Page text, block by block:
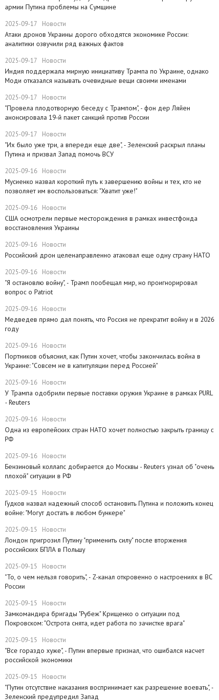
армии Путина проблемы на Сумщине
2025-09-17 Новости
​Атаки дронов Украины дорого обходятся экономике России:
аналитики озвучили ряд важных фактов
2025-09-17 Новости
​Индия поддержала мирную инициативу Трампа по Украине, однако
Моди отказался называть очевидные вещи своими именами
2025-09-17 Новости
​"Провела плодотворную беседу с Трампом", - фон дер Ляйен
анонсировала 19-й пакет санкций против России
2025-09-17 Новости
​"Их было уже три, а впереди еще две", - Зеленский раскрыл планы
Путина и призвал Запад помочь ВСУ
2025-09-16 Новости
Мусиенко назвал короткий путь к завершению войны и тех, кто не
позволяет им воспользоваться: "Хватит уже!"
2025-09-16 Новости
США осмотрели первые месторождения в рамках инвестфонда
восстановления Украины
2025-09-16 Новости
Российский дрон целенаправленно атаковал еще одну страну НАТО
2025-09-16 Новости
​"Я остановлю войну", - Трамп пообещал мир, но проигнорировал
вопрос о Patriot
2025-09-16 Новости
Медведев прямо дал понять, что Россия не прекратит войну и в 2026
году
2025-09-16 Новости
Портников объяснил, как Путин хочет, чтобы закончилась война в
Украине: "Совсем не в капитуляции перед Россией"
2025-09-16 Новости
У Трампа одобрили первые поставки оружия Украине в рамках PURL
- Reuters
2025-09-16 Новости
Одна из европейских стран НАТО хочет полностью закрыть границу с
РФ
2025-09-16 Новости
​Бензиновый коллапс добирается до Москвы - Reuters узнал об "очень
плохой" ситуации в РФ
2025-09-15 Новости
Гудков назвал надежный способ остановить Путина и положить конец
войне: "Могут достать в любом бункере"
2025-09-15 Новости
Лондон пригрозил Путину "применить силу" после вторжения
российских БПЛА в Польшу
2025-09-15 Новости
"То, о чем нельзя говорить", - Z-канал откровенно о настроениях в ВС
России
2025-09-15 Новости
Замкомандира бригады "Рубеж" Крищенко​ о ситуации под
Покровском: "Острота снята, идет работа по зачистке врага"
2025-09-15 Новости
"Все гораздо хуже", - Путин впервые признал, что ошибался насчет
российской экономики
2025-09-15 Новости
​"Путин отсутствие наказания воспринимает как разрешение воевать", -
Зеленский предупредил Запад